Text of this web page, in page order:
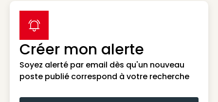
Créer mon alerte
Soyez alerté par email dès qu'un nouveau
poste publié correspond à votre recherche
label icon